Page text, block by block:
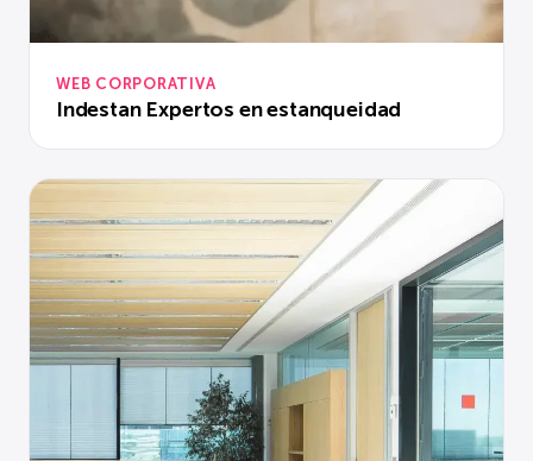
WEB CORPORATIVA
Indestan Expertos en estanqueidad